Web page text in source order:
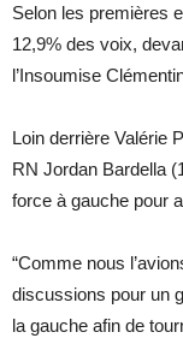
Selon les premières
12,9% des voix,
l’Insoumise
Loin derrière Valérie
RN Jordan Bardella
force à gauche pour
“Comme nous
discussions pour un
la gauche afin de